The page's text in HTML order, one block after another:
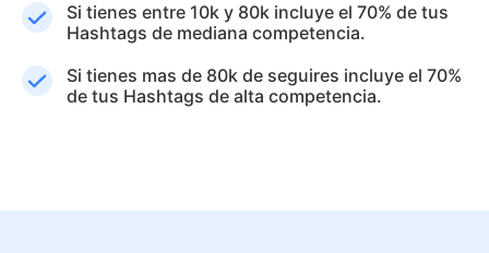
Si tienes entre 10k y 80k incluye el 70% de tus
Hashtags de mediana competencia.
Si tienes mas de 80k de seguires incluye el 70%
de tus Hashtags de alta competencia.